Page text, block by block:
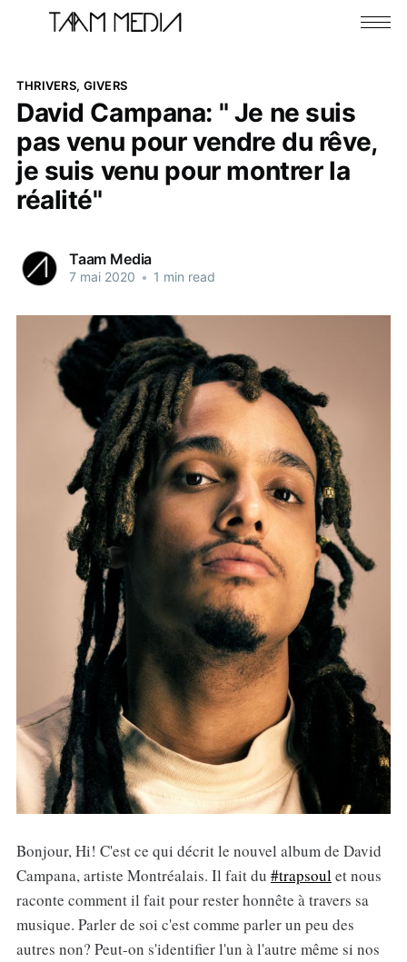
THRIVERS, GIVERS
David Campana: " Je ne suis
pas venu pour vendre du rêve,
je suis venu pour montrer la
réalité"
Taam Media
7 mai 2020 • 1 min read
Bonjour, Hi! C'est ce qui décrit le nouvel album de David
Campana, artiste Montréalais. Il fait du #trapsoulet nous
raconte comment il fait pour rester honnête à travers sa
musique. Parler de soi c'est comme parler un peu des
autres non? Peut-on s'identifier l'un à l'autre même si nos